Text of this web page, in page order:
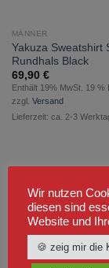
MÄNNER
Yakuza Sweatshirt
Rundhals Black
69,90 €
Enthält 19% MwSt. 19 %
zzgl. Versand
Lieferzeit: ca. 2-3
Wir nutzen
diesen sind
Website und
🍪 zeig mir die